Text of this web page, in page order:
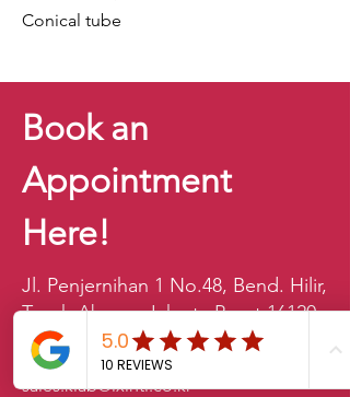
Conical tube
Book an
Appointment
Here!
Jl. Penjernihan 1 No.48, Bend. Hilir,
Tanah Abang, Jakarta Pusat 16120
021-2528528
sales.klab@lxintl.co.kr